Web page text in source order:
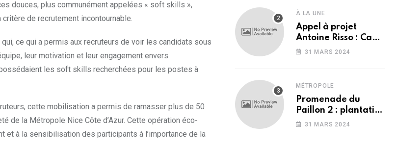
douces, plus communément appelées « soft skills »,
de recrutement incontournable.
ce qui a permis aux recruteurs de voir les candidats sous
leur motivation et leur engagement envers
les soft skills recherchées pour les postes à
cette mobilisation a permis de ramasser plus de 50
de la Métropole Nice Côte d’Azur. Cette opération éco-
et à la sensibilisation des participants à l’importance de la
lors de la San
À LA UNE
Appel à projet
Antoine Risso : Cap
vers la transition
31 MARS 2024
MÉTROPOLE
Promenade du
Paillon 2 : plantation
des premiers arbres
31 MARS 2024